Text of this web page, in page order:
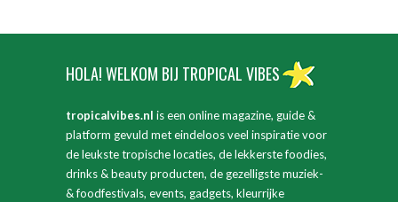
HOLA! WELKOM BIJ TROPICAL VIBES
tropicalvibes.nl is een online magazine, guide &
platform gevuld met eindeloos veel inspiratie voor
de leukste tropische locaties, de lekkerste foodies,
drinks & beauty producten, de gezelligste muziek-
& foodfestivals, events, gadgets, kleurrijke